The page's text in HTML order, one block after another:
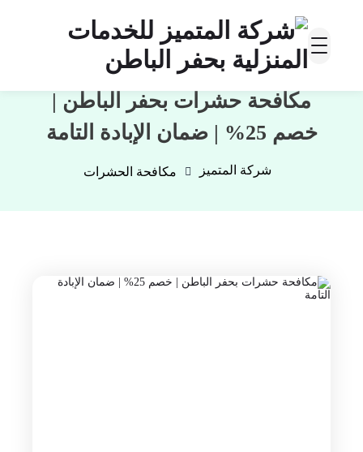
مكافحة حشرات بحفر الباطن |
خصم 25% | ضمان الإبادة التامة
شركة المتميز مكافحة الحشرات